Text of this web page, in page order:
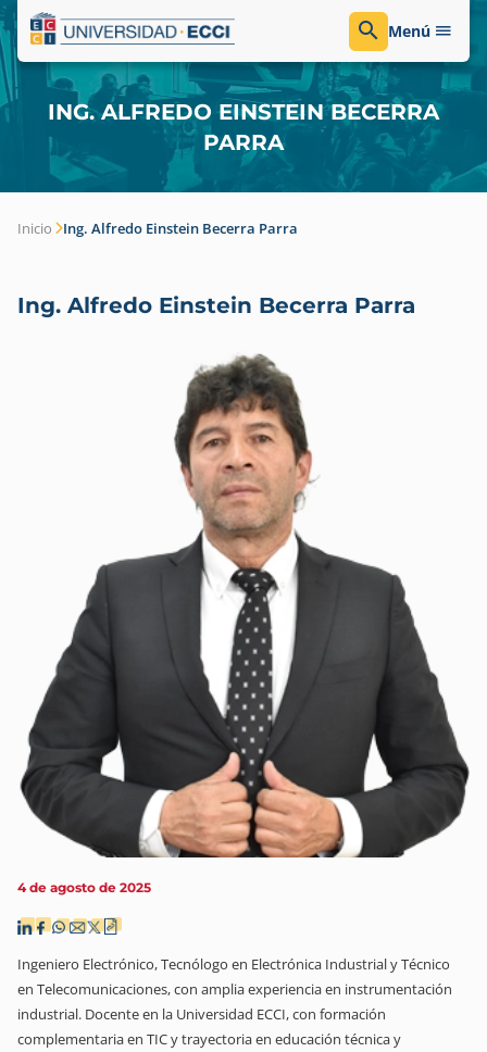
Menú
ING. ALFREDO EINSTEIN BECERRA
PARRA
Inicio Ing. Alfredo Einstein Becerra Parra
Ing. Alfredo Einstein Becerra Parra
4 de agosto de 2025
Ingeniero Electrónico, Tecnólogo en Electrónica Industrial y Técnico
en Telecomunicaciones, con amplia experiencia en instrumentación
industrial. Docente en la Universidad ECCI, con formación
complementaria en TIC y trayectoria en educación técnica y